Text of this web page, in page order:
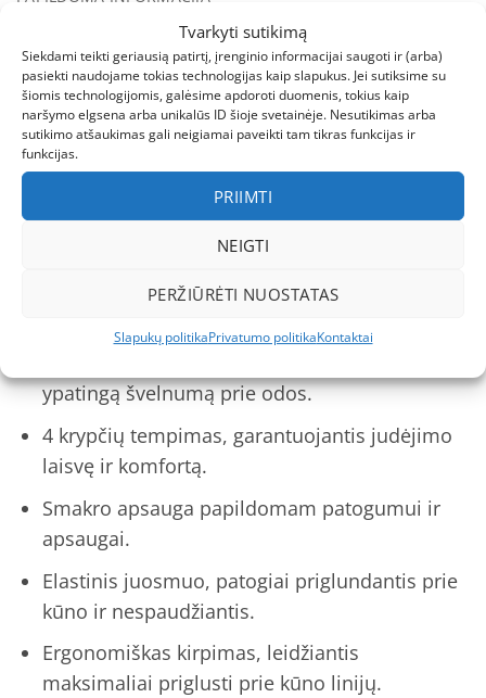
Tvarkyti sutikimą
Siekdami teikti geriausią patirtį, įrenginio informacijai saugoti ir (arba)
pasiekti naudojame tokias technologijas kaip slapukus. Jei sutiksime su
šiomis technologijomis, galėsime apdoroti duomenis, tokius kaip
naršymo elgsena arba unikalūs ID šioje svetainėje. Nesutikimas arba
sutikimo atšaukimas gali neigiamai paveikti tam tikras funkcijas ir
funkcijas.
PRIIMTI
NEIGTI
PERŽIŪRĖTI NUOSTATAS
Slapukų politikaPrivatumo politikaKontaktai
Didriksons termo laisvalaikio komplektas
Jadis Kids set 3 – Royal Purple (yra
vietoje)
Aukštos kokybės Didriksons termo komplekto
Jaukus laisvalaikio komplektas, puikiai
ypatingą švelnumą prie odos.
4 krypčių tempimas, garantuojantis judėjimo
laisvę ir komfortą.
Smakro apsauga papildomam patogumui ir
apsaugai.
Elastinis juosmuo, patogiai priglundantis prie
kūno ir nespaudžiantis.
Ergonomiškas kirpimas, leidžiantis
maksimaliai priglusti prie kūno linijų.